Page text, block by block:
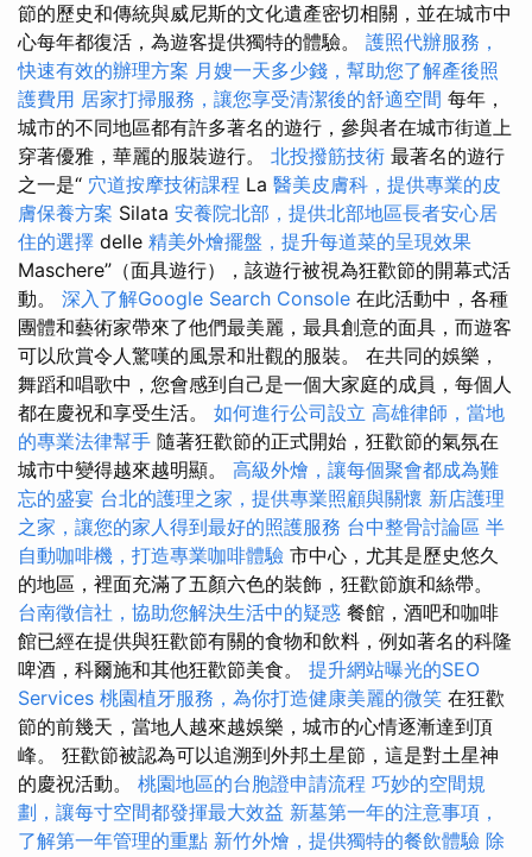
節的歷史和傳統與威尼斯的文化遺產密切相關，並在城市中
心每年都復活，為遊客提供獨特的體驗。 護照代辦服務，
快速有效的辦理方案 月嫂一天多少錢，幫助您了解產後照
護費用 居家打掃服務，讓您享受清潔後的舒適空間 每年，
城市的不同地區都有許多著名的遊行，參與者在城市街道上
穿著優雅，華麗的服裝遊行。 北投撥筋技術 最著名的遊行
之一是“ 穴道按摩技術課程 La 醫美皮膚科，提供專業的皮
膚保養方案 Silata 安養院北部，提供北部地區長者安心居
住的選擇 delle 精美外燴擺盤，提升每道菜的呈現效果
Maschere”（面具遊行），該遊行被視為狂歡節的開幕式活
動。 深入了解Google Search Console 在此活動中，各種
團體和藝術家帶來了他們最美麗，最具創意的面具，而遊客
可以欣賞令人驚嘆的風景和壯觀的服裝。 在共同的娛樂，
舞蹈和唱歌中，您會感到自己是一個大家庭的成員，每個人
都在慶祝和享受生活。 如何進行公司設立 高雄律師，當地
的專業法律幫手 隨著狂歡節的正式開始，狂​​歡節的氣氛在
城市中變得越來越明顯。 高級外燴，讓每個聚會都成為難
忘的盛宴 台北的護理之家，提供專業照顧與關懷 新店護理
之家，讓您的家人得到最好的照護服務 台中整骨討論區 半
自動咖啡機，打造專業咖啡體驗 市中心，尤其是歷史悠久
的地區，裡面充滿了五顏六色的裝飾，狂歡節旗和絲帶。
台南徵信社，協助您解決生活中的疑惑 餐館，酒吧和咖啡
館已經在提供與狂歡節有關的食物和飲料，例如著名的科隆
啤酒，科爾施和其他狂歡節美食。 提升網站曝光的SEO
Services 桃園植牙服務，為你打造健康美麗的微笑 在狂歡
節的前幾天，當地人越來越娛樂，城市的心情逐漸達到頂
峰。 狂歡節被認為可以追溯到外邦土星節，這是對土星神
的慶祝活動。 桃園地區的台胞證申請流程 巧妙的空間規
劃，讓每寸空間都發揮最大效益 新墓第一年的注意事項，
了解第一年管理的重點 新竹外燴，提供獨特的餐飲體驗 除